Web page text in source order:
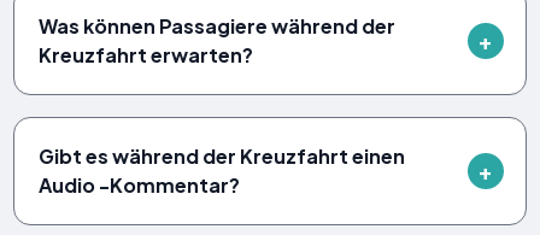
Was können Passagiere während der
Kreuzfahrt erwarten?
Gibt es während der Kreuzfahrt einen
Audio -Kommentar?